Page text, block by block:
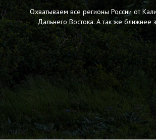
Охватываем все регионы России от
Дальнего Востока. А так же ближнее